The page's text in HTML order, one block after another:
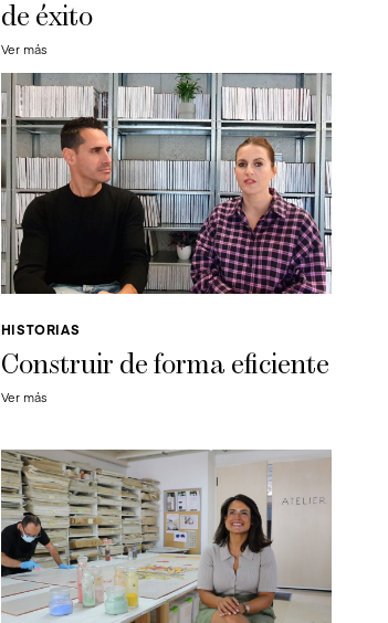
de éxito
Ver más
HISTORIAS
Construir de forma eficiente
Ver más